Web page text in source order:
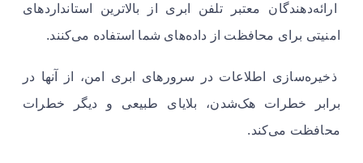
ارائه‌دهندگان معتبر تلفن ابری از بالاترین استانداردهای
امنیتی برای محافظت از داده‌های شما استفاده می‌کنند.
ذخیره‌سازی اطلاعات در سرورهای ابری امن، از آنها در
برابر خطرات هک‌شدن، بلایای طبیعی و دیگر خطرات
محافظت می‌کند.